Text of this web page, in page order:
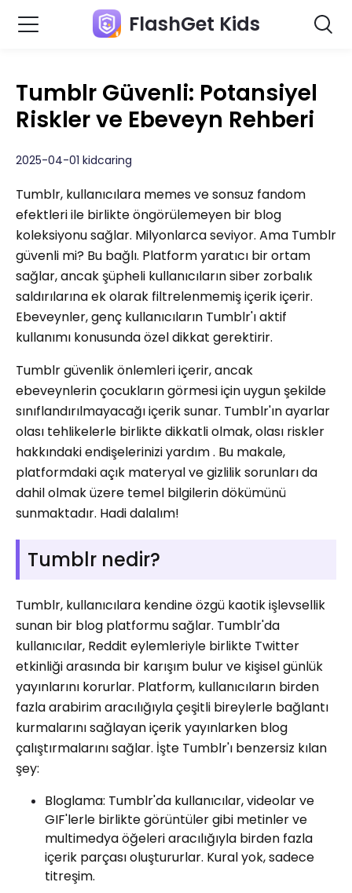
FlashGet Kids
Tumblr Güvenli: Potansiyel
Riskler ve Ebeveyn Rehberi
2025-04-01 kidcaring
Tumblr, kullanıcılara memes ve sonsuz fandom
efektleri ile birlikte öngörülemeyen bir blog
koleksiyonu sağlar. Milyonlarca seviyor. Ama Tumblr
güvenli mi? Bu bağlı. Platform yaratıcı bir ortam
sağlar, ancak şüpheli kullanıcıların siber zorbalık
saldırılarına ek olarak filtrelenmemiş içerik içerir.
Ebeveynler, genç kullanıcıların Tumblr'ı aktif
kullanımı konusunda özel dikkat gerektirir.
Tumblr güvenlik önlemleri içerir, ancak
ebeveynlerin çocukların görmesi için uygun şekilde
sınıflandırılmayacağı içerik sunar. Tumblr'ın ayarlar
olası tehlikelerle birlikte dikkatli olmak, olası riskler
hakkındaki endişelerinizi yardım . Bu makale,
platformdaki açık materyal ve gizlilik sorunları da
dahil olmak üzere temel bilgilerin dökümünü
sunmaktadır. Hadi dalalım!
Tumblr nedir?
Tumblr, kullanıcılara kendine özgü kaotik işlevsellik
sunan bir blog platformu sağlar. Tumblr'da
kullanıcılar, Reddit eylemleriyle birlikte Twitter
etkinliği arasında bir karışım bulur ve kişisel günlük
yayınlarını korurlar. Platform, kullanıcıların birden
fazla arabirim aracılığıyla çeşitli bireylerle bağlantı
kurmalarını sağlayan içerik yayınlarken blog
çalıştırmalarını sağlar. İşte Tumblr'ı benzersiz kılan
şey:
Bloglama: Tumblr'da kullanıcılar, videolar ve
GIF'lerle birlikte görüntüler gibi metinler ve
multimedya öğeleri aracılığıyla birden fazla
içerik parçası oluştururlar. Kural yok, sadece
titreşim.